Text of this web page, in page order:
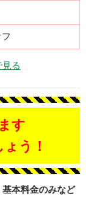
る
す
う！
基本料金のみなど